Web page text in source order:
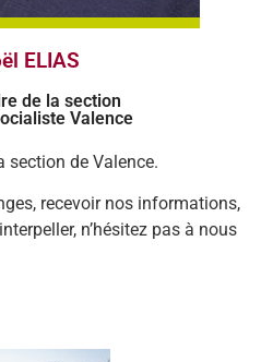
ELIAS
de la section
Valence
section de Valence.
recevoir nos informations,
n’hésitez pas à nous